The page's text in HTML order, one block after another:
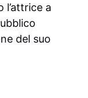
l’attrice a
del suo